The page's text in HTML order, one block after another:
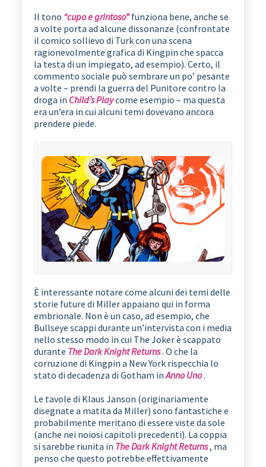
Il tono “cupo e grintoso”funziona bene, anche se
a volte porta ad alcune dissonanze (confrontate
il comico sollievo di Turk con una scena
ragionevolmente grafica di Kingpin che spacca
la testa di un impiegato, ad esempio). Certo, il
commento sociale può sembrare un po’ pesante
a volte – prendi la guerra del Punitore contro la
droga in Child’s Playcome esempio – ma questa
era un’era in cui alcuni temi dovevano ancora
prendere piede.
È interessante notare come alcuni dei temi delle
storie future di Miller appaiano qui in forma
embrionale. Non è un caso, ad esempio, che
Bullseye scappi durante un’intervista con i media
nello stesso modo in cui The Joker è scappato
durante The Dark Knight Returns. O che la
corruzione di Kingpin a New York rispecchia lo
stato di decadenza di Gotham inAnno Uno.
Le tavole di Klaus Janson (originariamente
disegnate a matita da Miller) sono fantastiche e
probabilmente meritano di essere viste da sole
(anche nei noiosi capitoli precedenti). La coppia
si sarebbe riunita in The Dark Knight Returns, ma
penso che questo potrebbe effettivamente